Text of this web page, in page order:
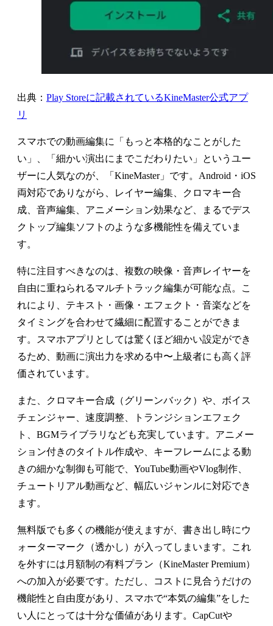
出典： Play Storeに記載されているKineMaster公式アプ
リ
スマホでの動画編集に「もっと本格的なことがした
い」、「細かい演出にまでこだわりたい」というユー
ザーに人気なのが、「KineMaster」です。Android・iOS
両対応でありながら、レイヤー編集、クロマキー合
成、音声編集、アニメーション効果など、まるでデス
クトップ編集ソフトのような多機能性を備えていま
す。
特に注目すべきなのは、複数の映像・音声レイヤーを
自由に重ねられるマルチトラック編集が可能な点。こ
れにより、テキスト・画像・エフェクト・音楽などを
タイミングを合わせて繊細に配置することができま
す。スマホアプリとしては驚くほど細かい設定ができ
るため、動画に演出力を求める中〜上級者にも高く評
価されています。
また、クロマキー合成（グリーンバック）や、ボイス
チェンジャー、速度調整、トランジションエフェク
ト、BGMライブラリなども充実しています。アニメー
ション付きのタイトル作成や、キーフレームによる動
きの細かな制御も可能で、YouTube動画やVlog制作、
チュートリアル動画など、幅広いジャンルに対応でき
ます。
無料版でも多くの機能が使えますが、書き出し時にウ
ォーターマーク（透かし）が入ってしまいます。これ
を外すには月額制の有料プラン（KineMaster Premium）
への加入が必要です。ただし、コストに見合うだけの
機能性と自由度があり、スマホで“本気の編集”をした
い人にとっては十分な価値があります。CapCutや